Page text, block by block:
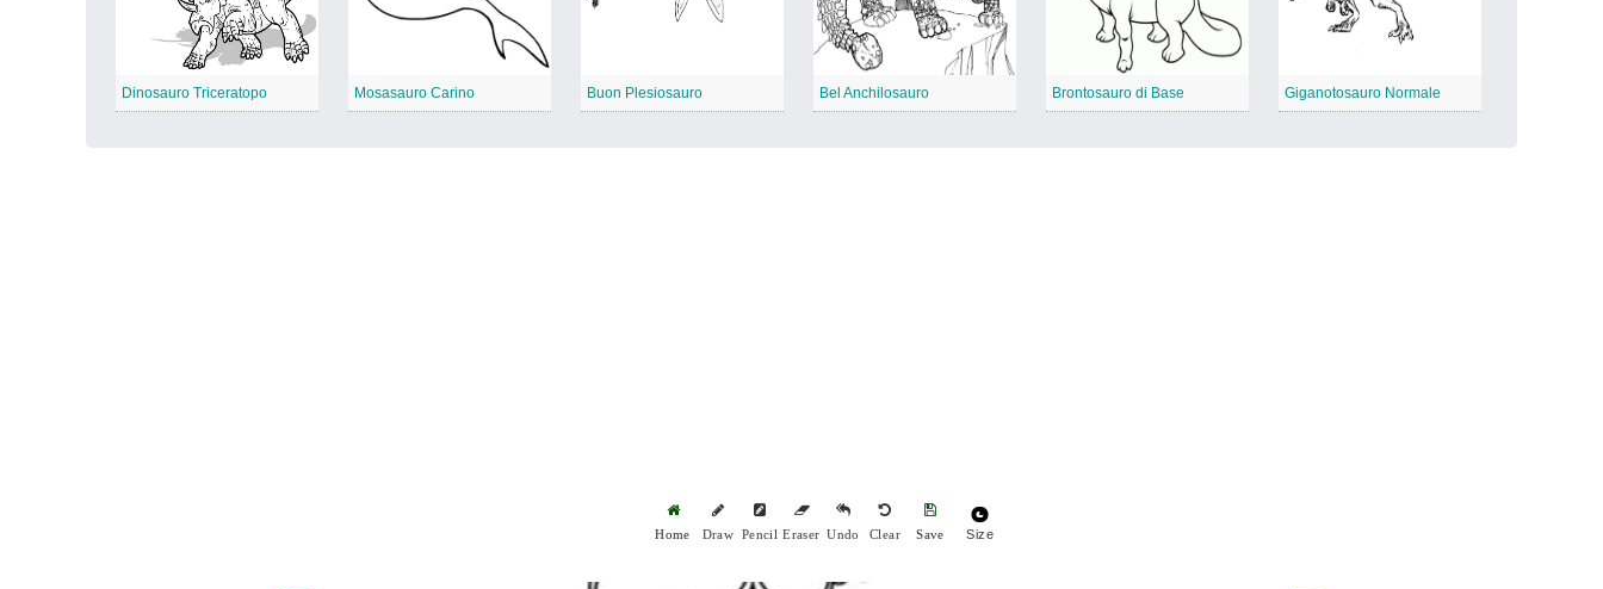
Dinosauro Triceratopo Mosasauro Carino Buon Plesiosauro Bel Anchilosauro Brontosauro di Base Giganotosauro Normale
Home Draw Pencil Eraser Undo Clear Save Size